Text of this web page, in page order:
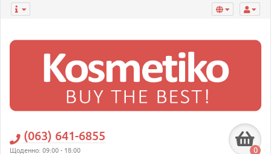
(063) 641-6855
Щоденно: 09:00 - 18:00 0